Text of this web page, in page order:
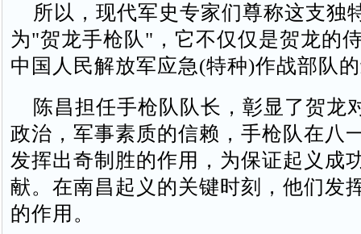
所以，现代军史专家们尊称这支独
为"贺龙手枪队"，它不仅仅是贺龙的
中国人民解放军应急(特种)作战部队
陈昌担任手枪队队长，彰显了贺龙
政治，军事素质的信赖，手枪队在八
发挥出奇制胜的作用，为保证起义成
献。在南昌起义的关键时刻，他们发
的作用。